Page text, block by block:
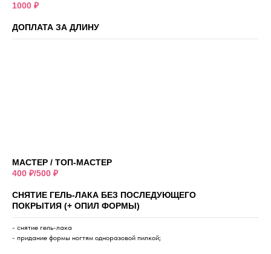
1000 ₽
ДОПЛАТА ЗА ДЛИНУ
МАСТЕР / ТОП-МАСТЕР
400 ₽/500 ₽
СНЯТИЕ ГЕЛЬ-ЛАКА БЕЗ ПОСЛЕДУЮЩЕГО
ПОКРЫТИЯ (+ ОПИЛ ФОРМЫ)
- снятие гель-лака
- придание формы ногтям одноразовой пилкой;